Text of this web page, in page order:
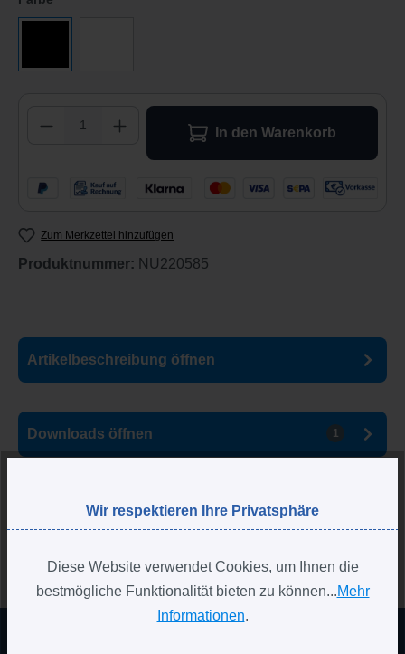
Produkt Anzahl: Gib den gewünschten
In den Warenkorb
Zum Merkzettel hinzufügen
Produktnummer: NU220585
Artikelbeschreibung öffnen
Downloads öffnen 1
BewertungenWir respektieren Ihre Privatsphäre
Diese Website verwendet Cookies, um Ihnen die
bestmögliche Funktionalität bieten zu können...Mehr
Informationen.